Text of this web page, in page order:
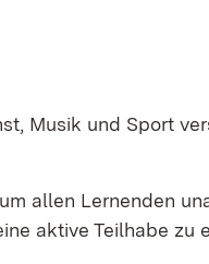
Musik und Sport
allen Lernenden
aktive Teilhabe zu